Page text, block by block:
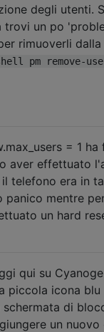
degli utenti.
trovi un po
rimuoverli dalla
pm remove-
= 1
aver effettuato
telefono era in
panico mentre
un hard
qui su
piccola icona
di
un